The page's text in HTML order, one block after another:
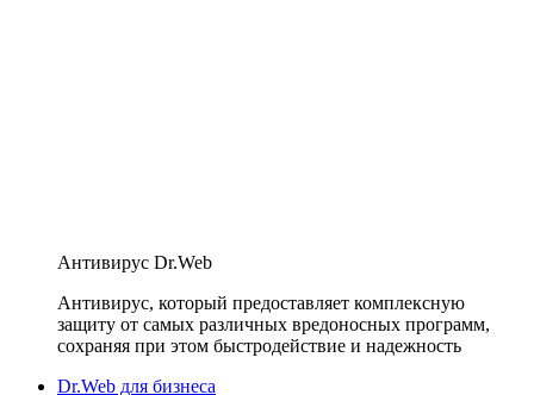
Антивирус Dr.Web
Антивирус, который предоставляет комплексную
защиту от самых различных вредоносных программ,
сохраняя при этом быстродействие и надежность
Dr.Web для бизнеса